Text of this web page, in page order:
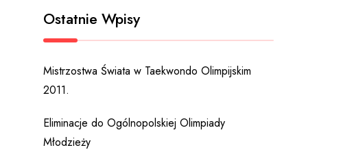
Ostatnie Wpisy
Mistrzostwa Świata w Taekwondo Olimpijskim
2011.
Eliminacje do Ogólnopolskiej Olimpiady
Młodzieży